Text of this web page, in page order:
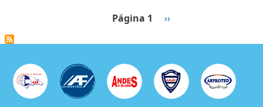
Página 1 Siguiente página
››